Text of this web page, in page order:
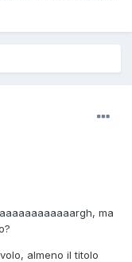
ma
almeno il titolo